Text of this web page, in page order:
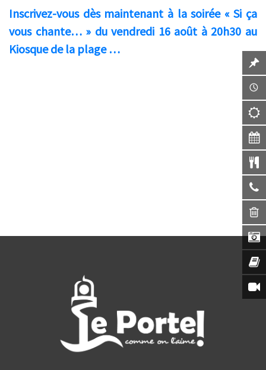
Inscrivez-vous dès maintenant à la soirée « Si ça
vous chante… » du vendredi 16 août à 20h30 au
Kiosque de la plage …